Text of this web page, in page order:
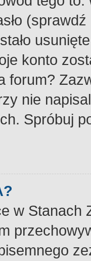
konto
forum?
nie
Spróbuj
w Stanach